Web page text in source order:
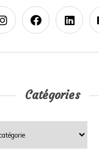
Catégories